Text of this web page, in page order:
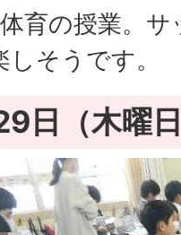
育の授業。
しそうです。
日（木曜日